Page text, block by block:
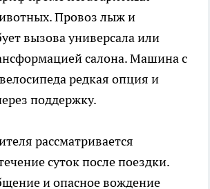
Провоз лыж и
вызова универсала или
салона. Машина с
редкая опция и
поддержку.
рассматривается
суток после поездки.
и опасное вождение